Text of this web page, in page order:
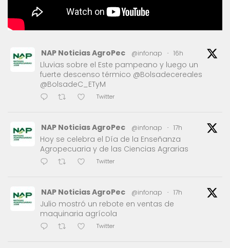
NAP Noticias AgroPec @infonap · 16h
Lluvias sobre el Este pampeano y luego un
fuerte descenso térmico @Bolsadecereales
@BolsadeC_ETyM
Twitter
NAP Noticias AgroPec @infonap · 17h
Hoy se celebra el Día de la Enseñanza
Agropecuaria y de las Ciencias Agrarias
Twitter
NAP Noticias AgroPec @infonap · 17h
Julio mostró un rebote en ventas de
maquinaria agrícola
Twitter